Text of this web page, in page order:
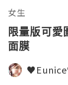
女生
限量版可
面膜